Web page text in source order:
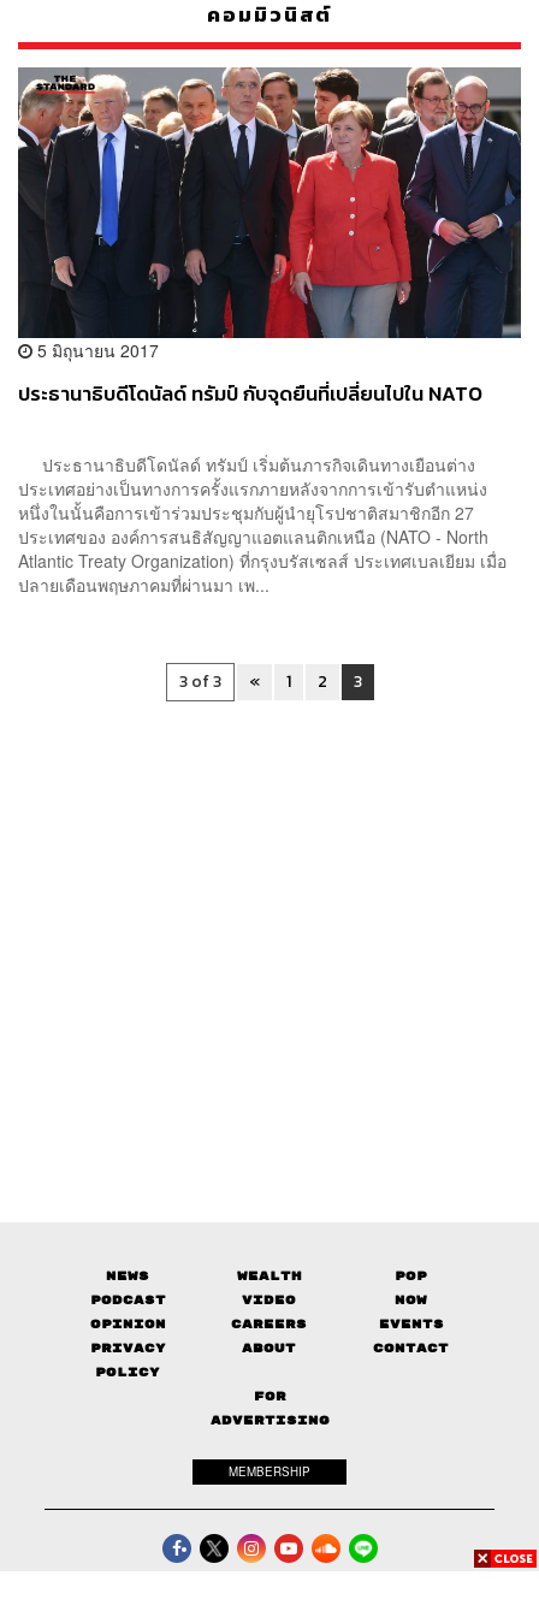
คอมมิวนิสต์
5 มิถุนายน 2017
ประธานาธิบดีโดนัลด์ ทรัมป์ กับจุดยืนที่เปลี่ยนไปใน NATO
ประธานาธิบดีโดนัลด์ ทรัมป์ เริ่มต้นภารกิจเดินทางเยือนต่าง
ประเทศอย่างเป็นทางการครั้งแรกภายหลังจากการเข้ารับตำแหน่ง
หนึ่งในนั้นคือการเข้าร่วมประชุมกับผู้นำยุโรปชาติสมาชิกอีก 27
ประเทศของ องค์การสนธิสัญญาแอตแลนติกเหนือ (NATO - North
Atlantic Treaty Organization) ที่กรุงบรัสเซลส์ ประเทศเบลเยียม เมื่อ
ปลายเดือนพฤษภาคมที่ผ่านมา เพ...
3 of 3 « 1 2 3
News Wealth
Pop
Podcast
Video
Now
Opinion
Careers
Events
Privacy
Policy
About Contact
FOR
ADVERTISING
MEMBERSHIP